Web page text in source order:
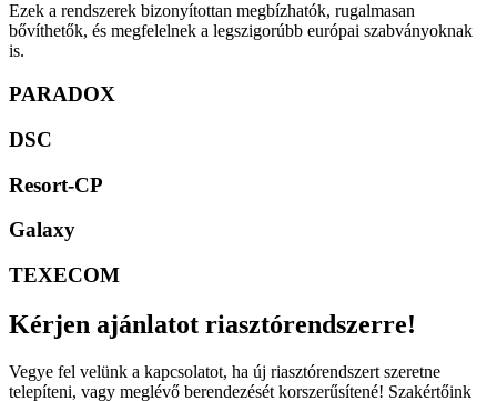
Ezek a rendszerek bizonyítottan megbízhatók, rugalmasan
bővíthetők, és megfelelnek a legszigorúbb európai szabványoknak
is.
PARADOX
DSC
Resort-CP
Galaxy
TEXECOM
Kérjen ajánlatot riasztórendszerre!
Vegye fel velünk a kapcsolatot, ha új riasztórendszert szeretne
telepíteni, vagy meglévő berendezését korszerűsítené! Szakértőink